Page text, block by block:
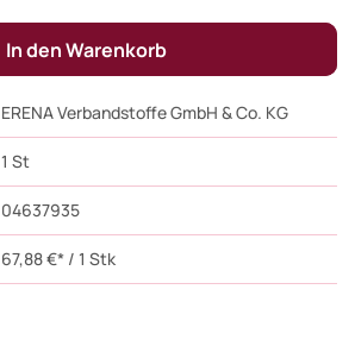
ERENA Verbandstoffe GmbH & Co. KG
1 St
04637935
67,88 €* / 1 Stk
In den Warenkorb